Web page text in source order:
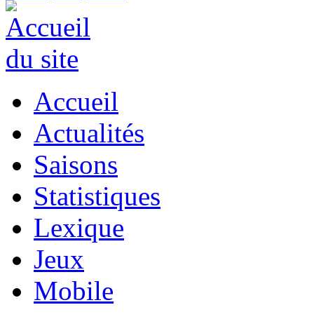
Accueil
Actualités
Saisons
Statistiques
Lexique
Jeux
Mobile